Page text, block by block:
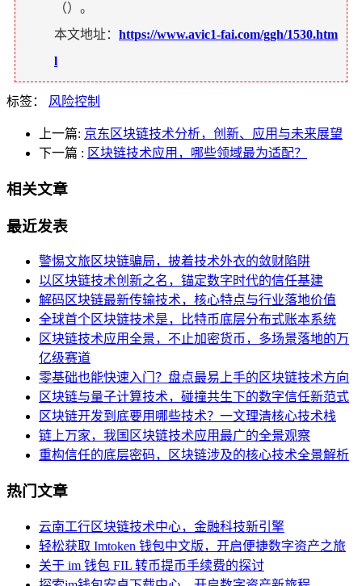
（）。
本文地址： https://www.avic1-fai.com/ggh/1530.htm
l
标签： 风险控制
上一篇: 京东区块链技术分析，创新、应用与未来展望
下一篇 : 区块链技术应用，哪些领域最为适配？
相关文章
最近发表
警惕文旅区块链骗局，披着技术外衣的敛财陷阱
以区块链技术创新之名，锚定数字时代的信任基建
解码区块链最新传输技术，核心特点与行业落地价值
全球首个区块链技术是，比特币底层分布式账本系统
区块链技术应用全景，不止加密货币，多场景落地的万
亿级赛道
零基础也能快速入门？盘点最易上手的区块链技术方向
区块链与量子计算技术，碰撞共生下的数字信任新范式
区块链开发到底要用哪些技术？一文理清核心技术栈
链上万家，我国区块链技术应用最广的全景观察
重构信任的底层密码，区块链涉及的核心技术全景解析
热门文章
云南工行区块链技术中心，金融科技新引擎
轻松获取 Imtoken 钱包中文版，开启便捷数字资产之旅
关于 im 钱包 FIL 转币提币手续费的探讨